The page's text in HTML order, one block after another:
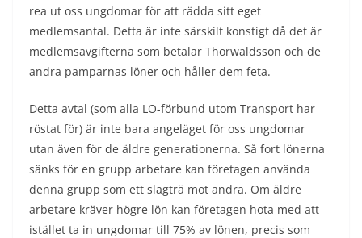
rea ut oss ungdomar för att rädda sitt eget
medlemsantal. Detta är inte särskilt konstigt då det är
medlemsavgifterna som betalar Thorwaldsson och de
andra pamparnas löner och håller dem feta.
Detta avtal (som alla LO-förbund utom Transport har
röstat för) är inte bara angeläget för oss ungdomar
utan även för de äldre generationerna. Så fort lönerna
sänks för en grupp arbetare kan företagen använda
denna grupp som ett slagträ mot andra. Om äldre
arbetare kräver högre lön kan företagen hota med att
istället ta in ungdomar till 75% av lönen, precis som